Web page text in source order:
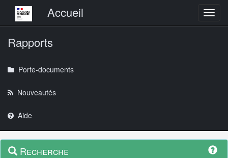
Menu principalAccueil
Rapports
Porte-documents
Nouveautés
Aide
Navigation
Menu
contextuel
Recherche